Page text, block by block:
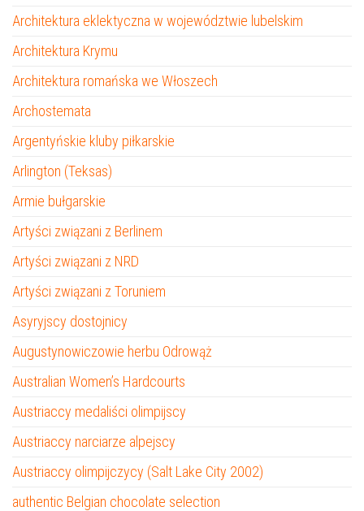
Architektura eklektyczna w województwie lubelskim
Architektura Krymu
Architektura romańska we Włoszech
Archostemata
Argentyńskie kluby piłkarskie
Arlington (Teksas)
Armie bułgarskie
Artyści związani z Berlinem
Artyści związani z NRD
Artyści związani z Toruniem
Asyryjscy dostojnicy
Augustynowiczowie herbu Odrowąż
Australian Women’s Hardcourts
Austriaccy medaliści olimpijscy
Austriaccy narciarze alpejscy
Austriaccy olimpijczycy (Salt Lake City 2002)
authentic Belgian chocolate selection